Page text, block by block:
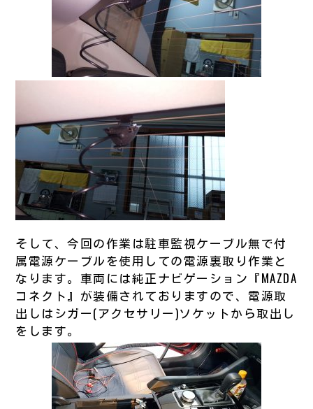
そして、今回の作業は駐車監視ケーブル無で付
属電源ケーブルを使用しての電源裏取り作業と
なります。車両には純正ナビゲーション『MAZDA
コネクト』が装備されておりますので、電源取
出しはシガー(アクセサリー)ソケットから取出し
をします。